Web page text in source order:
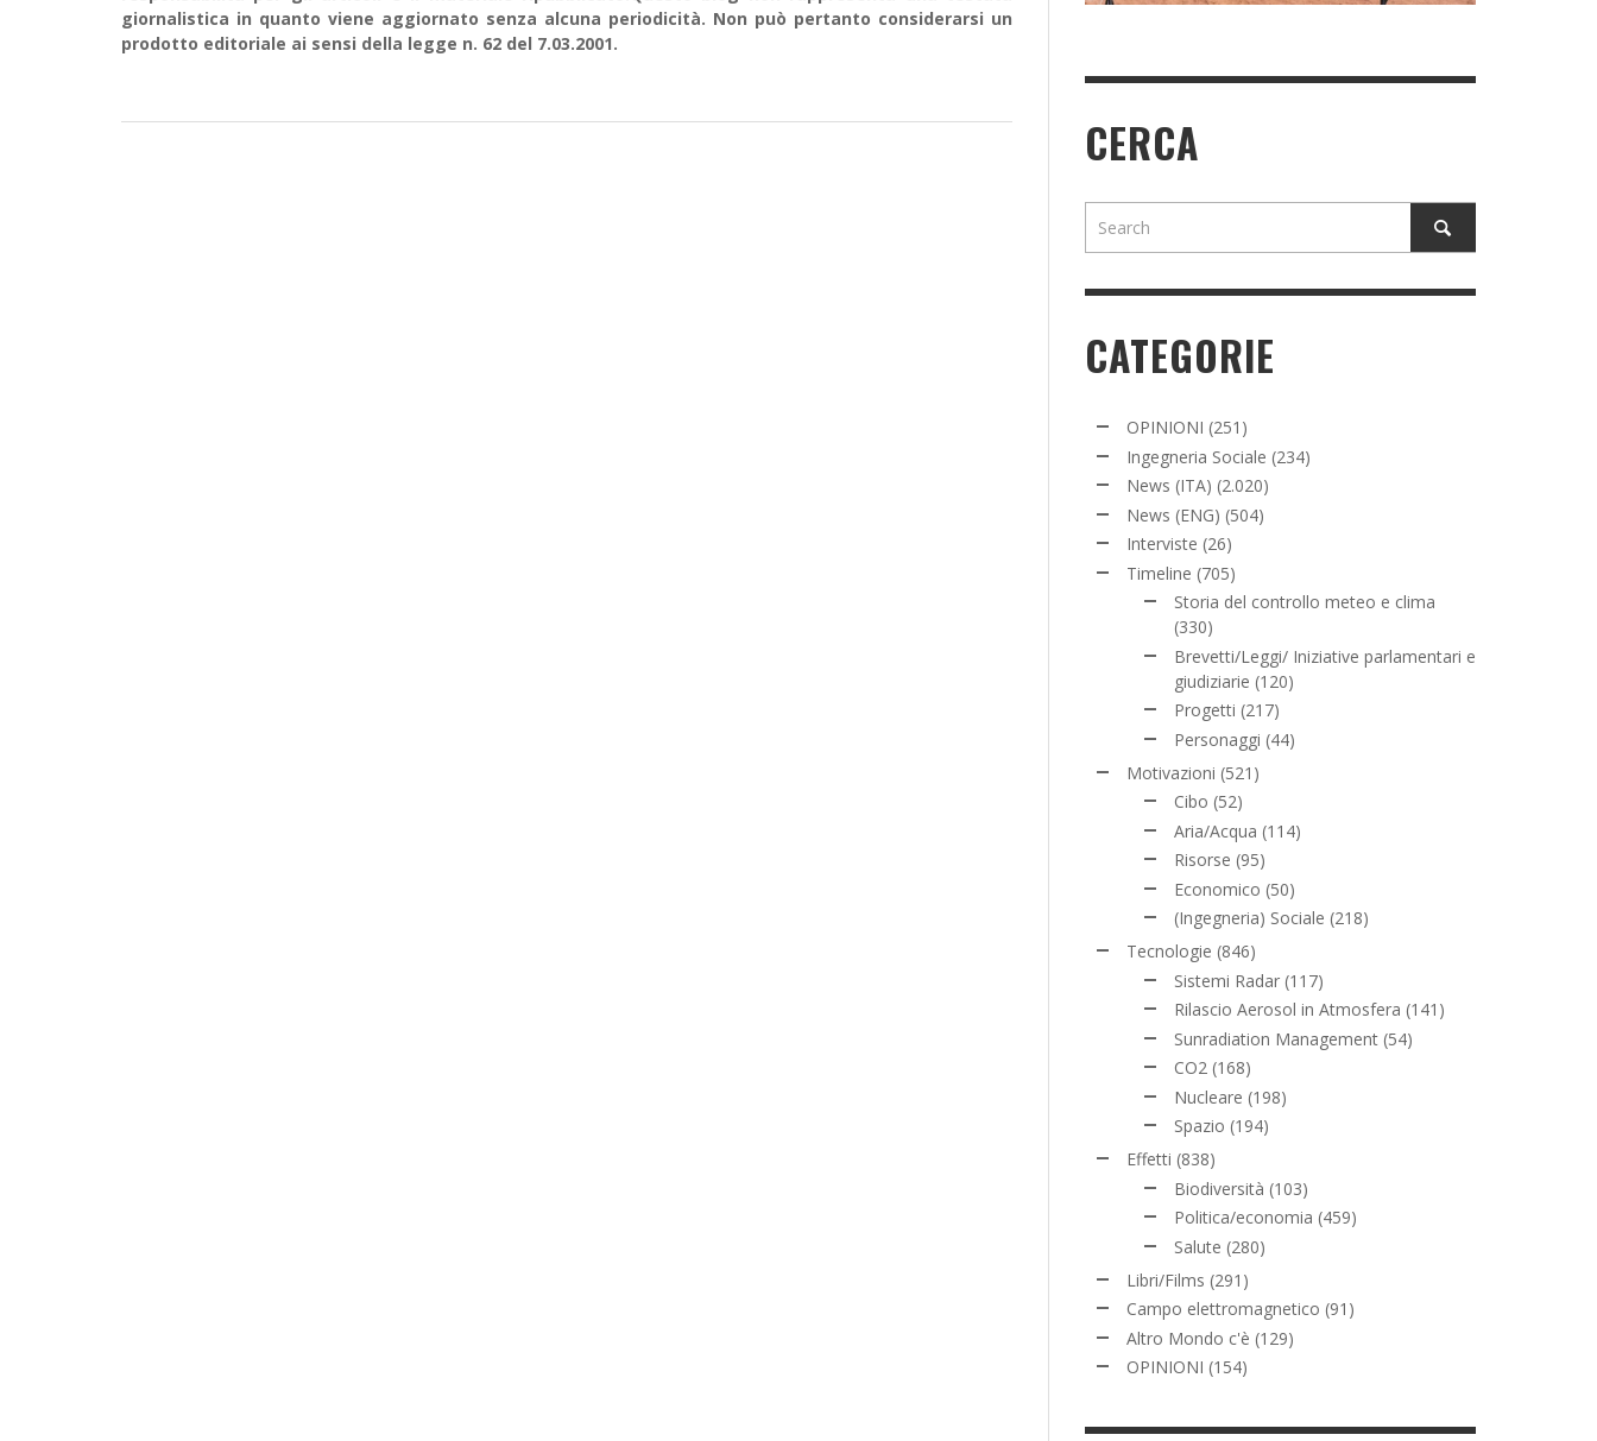
giornalistica in quanto viene aggiornato senza alcuna periodicità. Non può pertanto considerarsi un
prodotto editoriale ai sensi della legge n. 62 del 7.03.2001.
CERCA
CATEGORIE
OPINIONI (251)
Ingegneria Sociale (234)
News (ITA) (2.020)
News (ENG) (504)
Interviste (26)
Timeline (705)
Storia del controllo meteo e clima
(330)
Brevetti/Leggi/ Iniziative parlamentari e
giudiziarie (120)
Progetti (217)
Personaggi (44)
Motivazioni (521)
Cibo (52)
Aria/Acqua (114)
Risorse (95)
Economico (50)
(Ingegneria) Sociale (218)
Tecnologie (846)
Sistemi Radar (117)
Rilascio Aerosol in Atmosfera (141)
Sunradiation Management (54)
CO2 (168)
Nucleare (198)
Spazio (194)
Effetti (838)
Biodiversità (103)
Politica/economia (459)
Salute (280)
Libri/Films (291)
Campo elettromagnetico (91)
Altro Mondo c'è (129)
OPINIONI (154)